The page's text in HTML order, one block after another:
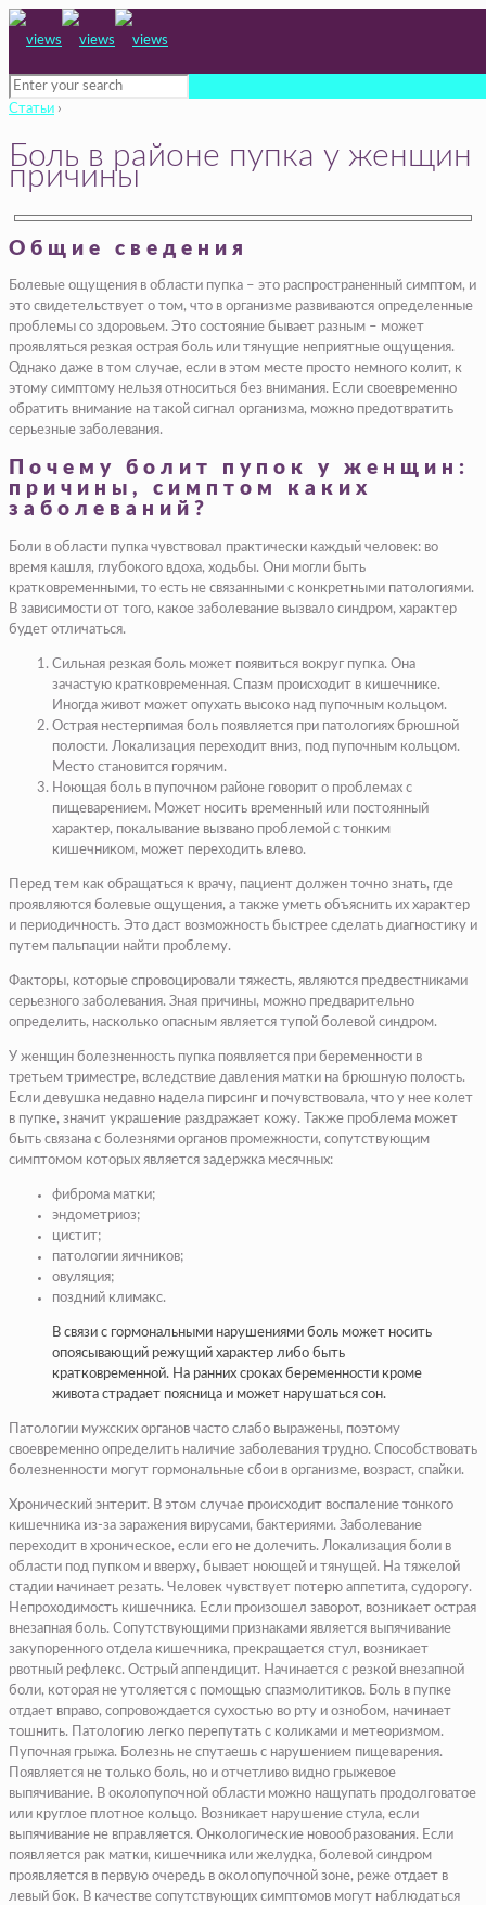
Статьи ›
Боль в районе пупка у женщин
причины
Общие сведения
Болевые ощущения в области пупка – это распространенный симптом, и
это свидетельствует о том, что в организме развиваются определенные
проблемы со здоровьем. Это состояние бывает разным – может
проявляться резкая острая боль или тянущие неприятные ощущения.
Однако даже в том случае, если в этом месте просто немного колит, к
этому симптому нельзя относиться без внимания. Если своевременно
обратить внимание на такой сигнал организма, можно предотвратить
серьезные заболевания.
Почему болит пупок у женщин:
причины, симптом каких
заболеваний?
Боли в области пупка чувствовал практически каждый человек: во
время кашля, глубокого вдоха, ходьбы. Они могли быть
кратковременными, то есть не связанными с конкретными патологиями.
В зависимости от того, какое заболевание вызвало синдром, характер
будет отличаться.
Сильная резкая боль может появиться вокруг пупка. Она
зачастую кратковременная. Спазм происходит в кишечнике.
Иногда живот может опухать высоко над пупочным кольцом.
Острая нестерпимая боль появляется при патологиях брюшной
полости. Локализация переходит вниз, под пупочным кольцом.
Место становится горячим.
Ноющая боль в пупочном районе говорит о проблемах с
пищеварением. Может носить временный или постоянный
характер, покалывание вызвано проблемой с тонким
кишечником, может переходить влево.
Перед тем как обращаться к врачу, пациент должен точно знать, где
проявляются болевые ощущения, а также уметь объяснить их характер
и периодичность. Это даст возможность быстрее сделать диагностику и
путем пальпации найти проблему.
Факторы, которые спровоцировали тяжесть, являются предвестниками
серьезного заболевания. Зная причины, можно предварительно
определить, насколько опасным является тупой болевой синдром.
У женщин болезненность пупка появляется при беременности в
третьем триместре, вследствие давления матки на брюшную полость.
Если девушка недавно надела пирсинг и почувствовала, что у нее колет
в пупке, значит украшение раздражает кожу. Также проблема может
быть связана с болезнями органов промежности, сопутствующим
симптомом которых является задержка месячных:
фиброма матки;
эндометриоз;
цистит;
патологии яичников;
овуляция;
поздний климакс.
В связи с гормональными нарушениями боль может носить
опоясывающий режущий характер либо быть
кратковременной. На ранних сроках беременности кроме
живота страдает поясница и может нарушаться сон.
Патологии мужских органов часто слабо выражены, поэтому
своевременно определить наличие заболевания трудно. Способствовать
болезненности могут гормональные сбои в организме, возраст, спайки.
Хронический энтерит. В этом случае происходит воспаление тонкого
кишечника из-за заражения вирусами, бактериями. Заболевание
переходит в хроническое, если его не долечить. Локализация боли в
области под пупком и вверху, бывает ноющей и тянущей. На тяжелой
стадии начинает резать. Человек чувствует потерю аппетита, судорогу.
Непроходимость кишечника. Если произошел заворот, возникает острая
внезапная боль. Сопутствующими признаками является выпячивание
закупоренного отдела кишечника, прекращается стул, возникает
рвотный рефлекс. Острый аппендицит. Начинается с резкой внезапной
боли, которая не утоляется с помощью спазмолитиков. Боль в пупке
отдает вправо, сопровождается сухостью во рту и ознобом, начинает
тошнить. Патологию легко перепутать с коликами и метеоризмом.
Пупочная грыжа. Болезнь не спутаешь с нарушением пищеварения.
Появляется не только боль, но и отчетливо видно грыжевое
выпячивание. В околопупочной области можно нащупать продолговатое
или круглое плотное кольцо. Возникает нарушение стула, если
выпячивание не вправляется. Онкологические новообразования. Если
появляется рак матки, кишечника или желудка, болевой синдром
проявляется в первую очередь в околопупочной зоне, реже отдает в
левый бок. В качестве сопутствующих симптомов могут наблюдаться